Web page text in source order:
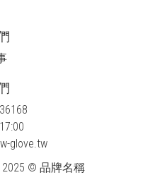
glove.tw
© 品牌名稱